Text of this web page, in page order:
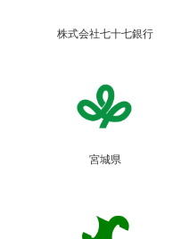
株式会社七十七銀行
宮城県